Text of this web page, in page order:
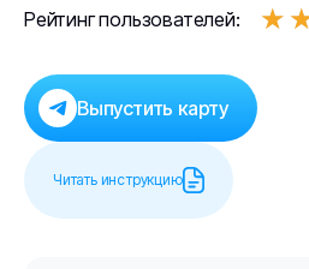
Рейтинг пользователей:
Выпустить карту
Читать инструкцию